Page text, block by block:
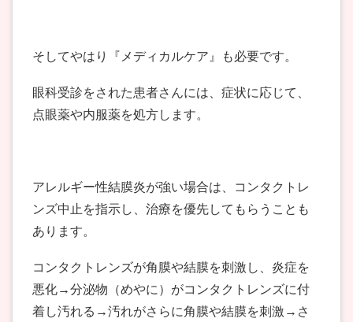
そしてやはり『メディカルケア』も必要です。
眼科受診をされた患者さんには、症状に応じて、
点眼薬や内服薬を処方します。
アレルギー性結膜炎が強い場合は、コンタクトレ
ンズ中止を指示し、治療を優先してもらうことも
あります。
コンタクトレンズが角膜や結膜を刺激し、炎症を
悪化→分泌物（めやに）がコンタクトレンズに付
着し汚れる→汚れがさらに角膜や結膜を刺激→さ